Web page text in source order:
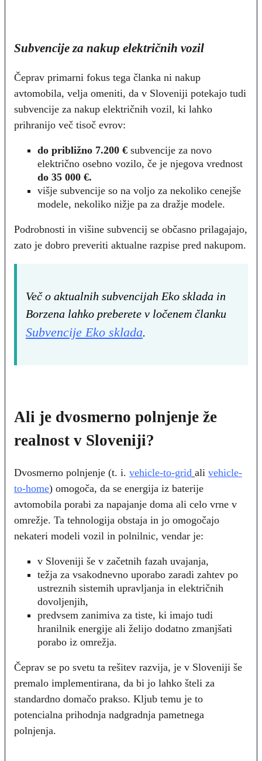
Subvencije za nakup električnih vozil
Čeprav primarni fokus tega članka ni nakup
avtomobila, velja omeniti, da v Sloveniji potekajo tudi
subvencije za nakup električnih vozil, ki lahko
prihranijo več tisoč evrov:
do približno 7.200 € subvencije za novo
električno osebno vozilo, če je njegova vrednost
do 35 000 €.
višje subvencije so na voljo za nekoliko cenejše
modele, nekoliko nižje pa za dražje modele.
Podrobnosti in višine subvencij se občasno prilagajajo,
zato je dobro preveriti aktualne razpise pred nakupom.
Več o aktualnih subvencijah Eko sklada in
Borzena lahko preberete v ločenem članku
Subvencije Eko sklada.
Ali je dvosmerno polnjenje že
realnost v Sloveniji?
Dvosmerno polnjenje (t. i. vehicle-to-grid ali vehicle-
to-home) omogoča, da se energija iz baterije
avtomobila porabi za napajanje doma ali celo vrne v
omrežje. Ta tehnologija obstaja in jo omogočajo
nekateri modeli vozil in polnilnic, vendar je:
v Sloveniji še v začetnih fazah uvajanja,
težja za vsakodnevno uporabo zaradi zahtev po
ustreznih sistemih upravljanja in električnih
dovoljenjih,
predvsem zanimiva za tiste, ki imajo tudi
hranilnik energije ali želijo dodatno zmanjšati
porabo iz omrežja.
Čeprav se po svetu ta rešitev razvija, je v Sloveniji še
premalo implementirana, da bi jo lahko šteli za
standardno domačo prakso. Kljub temu je to
potencialna prihodnja nadgradnja pametnega
polnjenja.